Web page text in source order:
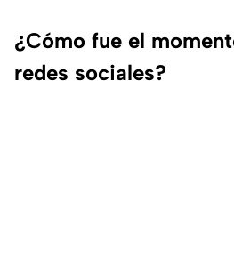
¿Cómo fue el
redes sociales?